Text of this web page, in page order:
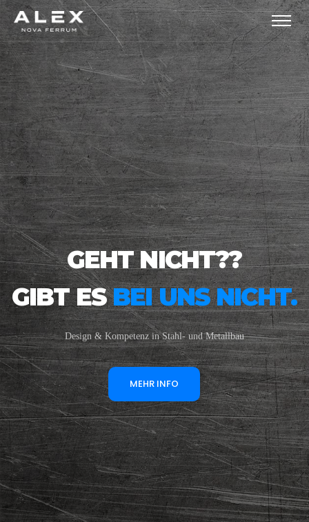
GEHT NICHT??
GIBT ESBEI UNS NICHT.
Design & Kompetenz in Stahl- und Metallbau
MEHR INFO